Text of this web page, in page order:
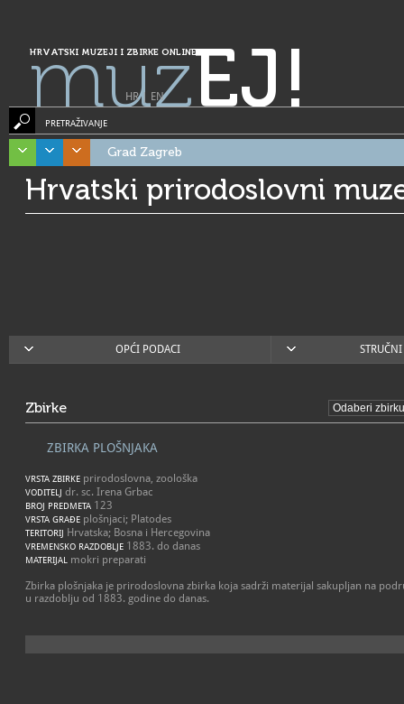
HRVATSKI MUZEJI I ZBIRKE ONLINE
muzEJ!
HR| EN
PRETRAŽIVANJE
Grad Zagreb
Hrvatski prirodoslovni
OPĆI PODACI
Zbirke
ZBIRKA PLOŠNJAKA
VRSTA ZBIRKE prirodoslovna, zoološka
VODITELJ dr. sc. Irena Grbac
BROJ PREDMETA 123
VRSTA GRAĐE plošnjaci; Platodes
TERITORIJ Hrvatska; Bosna i Hercegovina
VREMENSKO RAZDOBLJE 1883. do danas
MATERIJAL mokri preparati
Zbirka plošnjaka je prirodoslovna zbirka koja sadrži materijal sakupljan na
u razdoblju od 1883. godine do danas.